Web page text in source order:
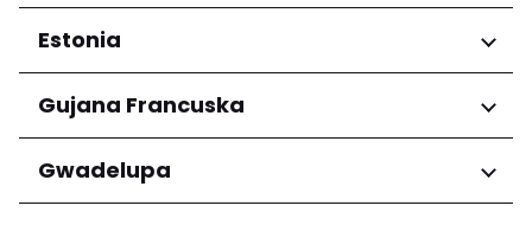
Niederösterreich
Salzburg
Wien
Regiony
Kair
Estonia
Regiony
Harju maakond
Tartu maakond
Gujana Francuska
Regiony
Arrondissement de Cayenne
Gwadelupa